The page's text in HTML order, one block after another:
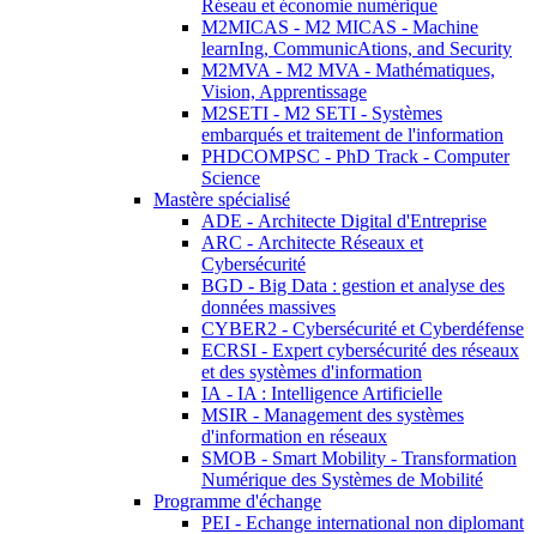
Réseau et économie numérique
M2MICAS - M2 MICAS - Machine
learnIng, CommunicAtions, and Security
M2MVA - M2 MVA - Mathématiques,
Vision, Apprentissage
M2SETI - M2 SETI - Systèmes
embarqués et traitement de l'information
PHDCOMPSC - PhD Track - Computer
Science
Mastère spécialisé
ADE - Architecte Digital d'Entreprise
ARC - Architecte Réseaux et
Cybersécurité
BGD - Big Data : gestion et analyse des
données massives
CYBER2 - Cybersécurité et Cyberdéfense
ECRSI - Expert cybersécurité des réseaux
et des systèmes d'information
IA - IA : Intelligence Artificielle
MSIR - Management des systèmes
d'information en réseaux
SMOB - Smart Mobility - Transformation
Numérique des Systèmes de Mobilité
Programme d'échange
PEI - Echange international non diplomant